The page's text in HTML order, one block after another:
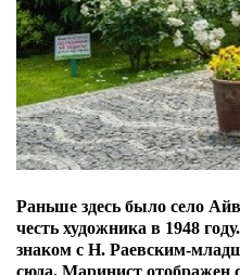
Раньше здесь было село
честь художника в 1948
знаком с Н. Раевским-
сюда. Маринист отображен